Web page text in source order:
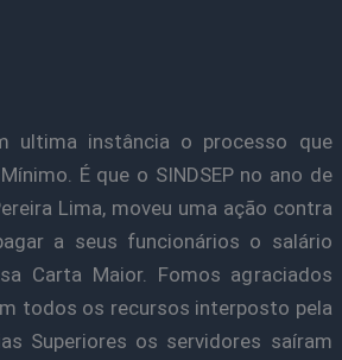
ultima instância o processo que
É que o SINDSEP no ano de
Lima, moveu uma ação contra
a seus funcionários o salário
Carta Maior. Fomos agraciados
todos os recursos interposto pela
Superiores os servidores saíram